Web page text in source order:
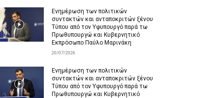
Ενημέρωση των πολιτικών
συντακτών και ανταποκριτών ξένου
Τύπου από τον Υφυπουργό παρά τω
Πρωθυπουργώ και Κυβερνητικό
Εκπρόσωπο Παύλο Μαρινάκη
20/07/2026
Ενημέρωση των πολιτικών
συντακτών και ανταποκριτών ξένου
Τύπου από τον Υφυπουργό παρά τω
Πρωθυπουργώ και Κυβερνητικό